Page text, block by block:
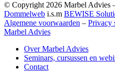
© Copyright 2026 Marbel Advies
Dommelweb i.s.m BEWISE
Algemene voorwaarden – Privacy
Marbel Advies
Over Marbel Advies
Seminars, cursussen en
Contact